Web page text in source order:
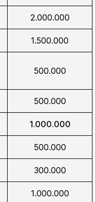
2.000.000
1.500.000
500.000
500.000
1.000.000
500.000
300.000
1.000.000